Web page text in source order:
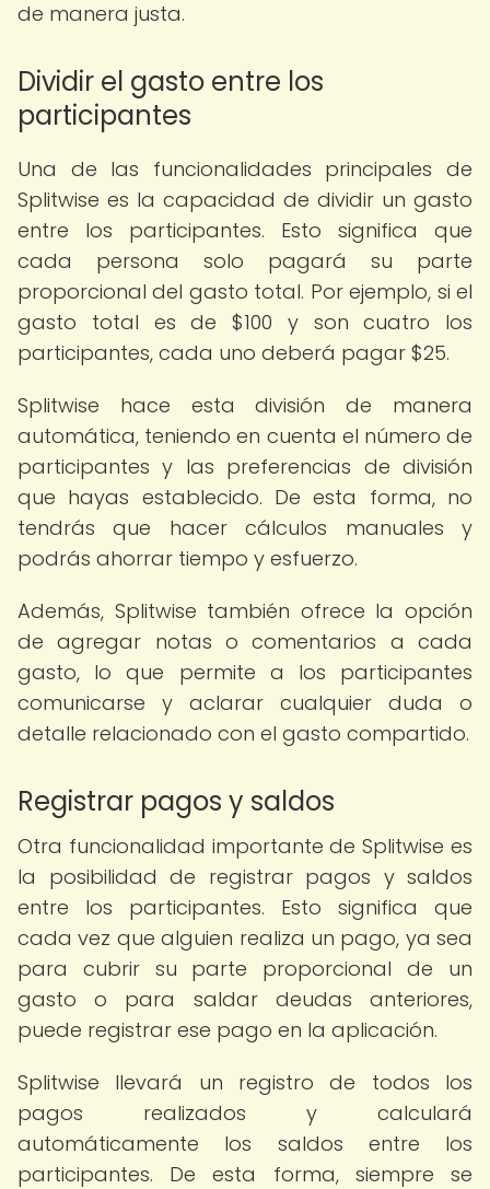
de manera justa.
Dividir el gasto entre los
participantes
Una de las funcionalidades principales de
Splitwise es la capacidad de dividir un gasto
entre los participantes. Esto significa que
cada persona solo pagará su parte
proporcional del gasto total. Por ejemplo, si el
gasto total es de $100 y son cuatro los
participantes, cada uno deberá pagar $25.
Splitwise hace esta división de manera
automática, teniendo en cuenta el número de
participantes y las preferencias de división
que hayas establecido. De esta forma, no
tendrás que hacer cálculos manuales y
podrás ahorrar tiempo y esfuerzo.
Además, Splitwise también ofrece la opción
de agregar notas o comentarios a cada
gasto, lo que permite a los participantes
comunicarse y aclarar cualquier duda o
detalle relacionado con el gasto compartido.
Registrar pagos y saldos
Otra funcionalidad importante de Splitwise es
la posibilidad de registrar pagos y saldos
entre los participantes. Esto significa que
cada vez que alguien realiza un pago, ya sea
para cubrir su parte proporcional de un
gasto o para saldar deudas anteriores,
puede registrar ese pago en la aplicación.
Splitwise llevará un registro de todos los
pagos realizados y calculará
automáticamente los saldos entre los
participantes. De esta forma, siempre se